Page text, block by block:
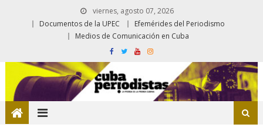
viernes, agosto 07, 2026
Documentos de la UPEC
Efemérides del Periodismo
Medios de Comunicación en Cuba